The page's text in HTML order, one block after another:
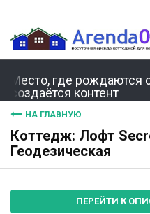
Место, где рождаются
создаётся контент
НА ГЛАВНУЮ
Коттедж: Лофт
Геодезическая
ПЕРЕЙТИ К